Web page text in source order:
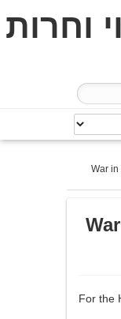
וחרות
War in
For the